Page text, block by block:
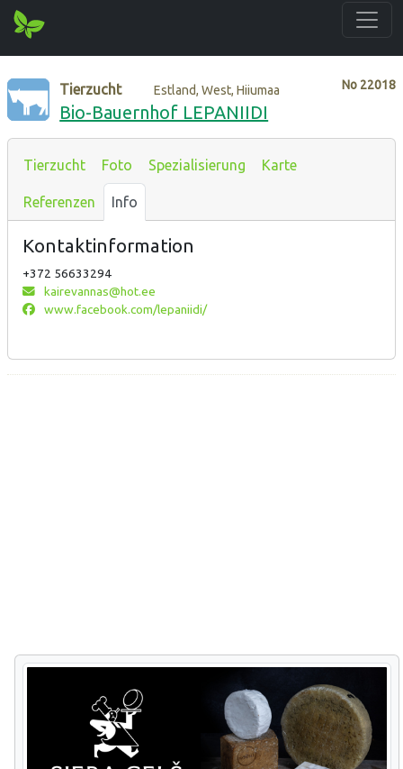
No 22018
Tierzucht Estland, West, Hiiumaa
Bio-Bauernhof LEPANIIDI
Tierzucht Foto Spezialisierung Karte
Referenzen Info
Kontaktinformation
+372 56633294
kairevannas@hot.ee
www.facebook.com/lepaniidi/